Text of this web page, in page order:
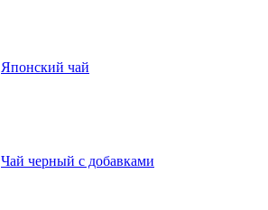
Японский чай
Чай черный с добавками